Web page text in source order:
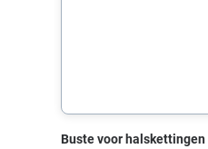
Buste voor